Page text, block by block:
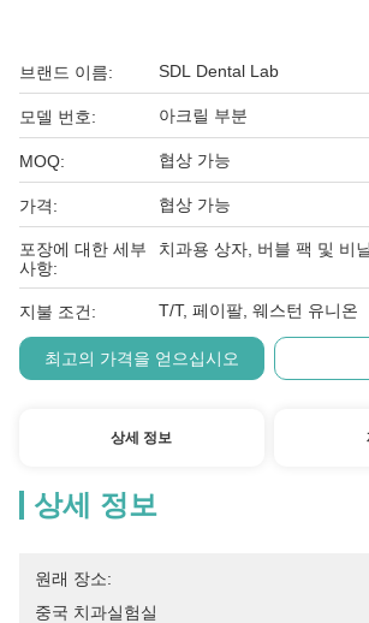
브랜드 이름: SDL Dental Lab
모델 번호: 아크릴 부분
MOQ: 협상 가능
가격: 협상 가능
포장에 대한 세부
사항:
치과용 상자, 버블 팩 및 비
지불 조건: T/T, 페이팔, 웨스턴 유니온
최고의 가격을 얻으십시오
상세 정보
상세 정보
원래 장소:
중국 치과실험실